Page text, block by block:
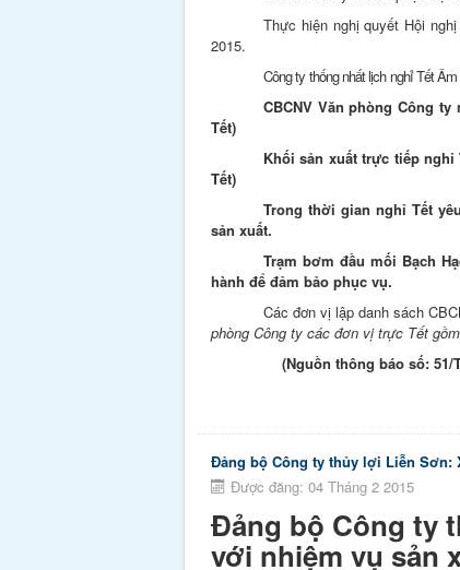
Thực hiện nghị quyết Hội
2015.
Công ty thống nhất lịch nghỉ Tết
CBCNV Văn phòng Công ty
Tết)
Khối sản xuất trực tiếp nghỉ
Tết)
Trong thời gian nghỉ Tết
sản xuất.
Trạm bơm đầu mối Bạch
hành để đảm bảo phục vụ.
Các đơn vị lập danh sách
phòng Công ty các đơn vị trực Tết
(Nguồn thông báo số: 51/
Đảng bộ Công ty thủy lợi Liễn Sơn:
Được đăng: 04 Tháng 2 2015
Đảng bộ Công ty
với nhiệm vụ sản